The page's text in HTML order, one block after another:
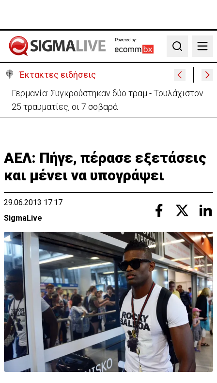
Powered by:
Search
Έκτακτες ειδήσεις
Αυτά είναι τα νέα Διοικητικά Συμβούλια των
Ημικρατικών Οργανισμών
ΑΕΛ: Πήγε, πέρασε εξετάσεις
και μένει να υπογράψει
29.06.2013 17:17
SigmaLive